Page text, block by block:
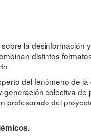
la desinformación
distintos
del fenómeno de
colectiva
del